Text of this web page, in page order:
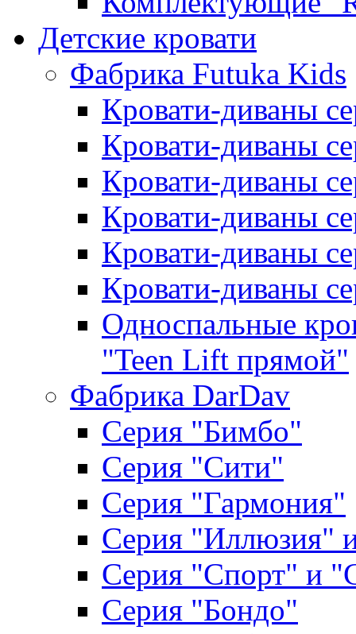
Детские кровати
Фабрика Futuka Kids
Кровати-диваны
Кровати-диваны
Кровати-диваны
Кровати-диваны
Кровати-диваны
Кровати-диваны
Односпальные
"Teen Lift прямой"
Фабрика DarDav
Серия "Бимбо"
Серия "Сити"
Серия "Гармония"
Серия "Иллюзия"
Серия "Спорт" и
Серия "Бондо"